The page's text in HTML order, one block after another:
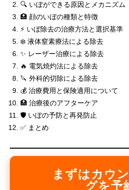
🔍 いぼができる原因とメカニズム
🏥 顔のいぼの種類と特徴
⚡ いぼ除去の治療方法と選択基準
❄️ 液体窒素療法による除去
✨ レーザー治療による除去
🔥 電気焼灼法による除去
🔪 外科的切除による除去
💰 治療費用と保険適用について
🏥 治療後のアフターケア
🛡️ いぼの予防と再発防止
✅ まとめ
まずはカウ
グを予